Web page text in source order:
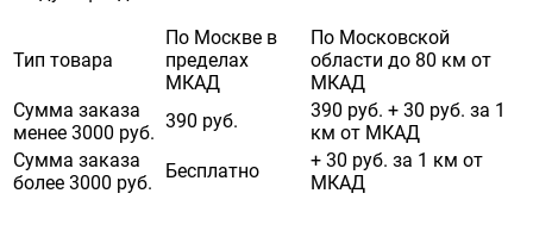
Тип товара
По Москве в
пределах
МКАД
По Московской
области до 80 км от
МКАД
Сумма заказа
менее 3000 руб.
390 руб.
390 руб. + 30 руб. за 1
км от МКАД
Сумма заказа
более 3000 руб.
Бесплатно
+ 30 руб. за 1 км от
МКАД